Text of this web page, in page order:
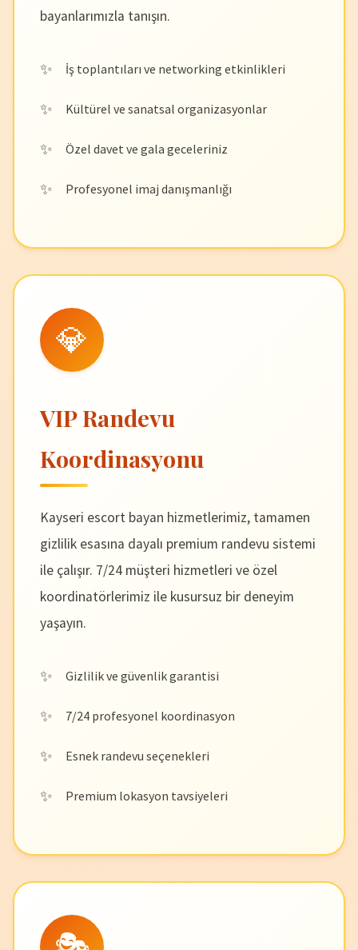
bayanlarımızla tanışın.
İş toplantıları ve networking etkinlikleri
Kültürel ve sanatsal organizasyonlar
Özel davet ve gala geceleriniz
Profesyonel imaj danışmanlığı
💎
VIP Randevu
Koordinasyonu
Kayseri escort bayan hizmetlerimiz, tamamen
gizlilik esasına dayalı premium randevu sistemi
ile çalışır. 7/24 müşteri hizmetleri ve özel
koordinatörlerimiz ile kusursuz bir deneyim
yaşayın.
Gizlilik ve güvenlik garantisi
7/24 profesyonel koordinasyon
Esnek randevu seçenekleri
Premium lokasyon tavsiyeleri